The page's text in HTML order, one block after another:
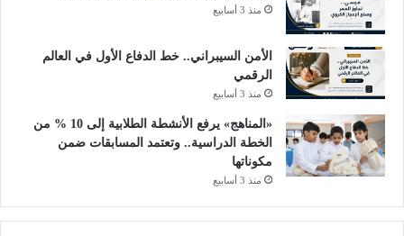
منذ 3 أسابيع
الأمن السيبراني.. خط الدفاع الأول في العالم
الرقمي
منذ 3 أسابيع
«المناهج» يرفع الأنشطة الطلابية إلى 10 % من
الخطة الدراسية.. وتعتمد المسابقات ضمن
مكوناتها
منذ 3 أسابيع